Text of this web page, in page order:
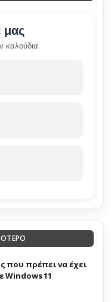
μας
καλούδια
που πρέπει να έχει
Windows 11